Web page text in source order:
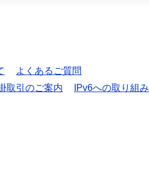
よくあるご質問
取引のご案内
IPv6への取り組み